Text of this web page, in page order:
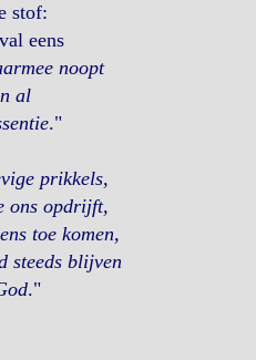
stof:
eens
noopt
al
."
prikkels,
ons opdrijft,
toe komen,
steeds blijven
."